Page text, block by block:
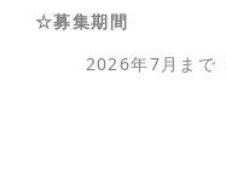
☆募集期間
2026年7月まで（